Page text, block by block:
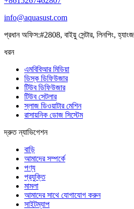
info@aquasust.com
প্রধান অফিস:#2808, বাইয়ু সেন্টার, লিনপিং,
ধরন
এমবিবিআর মিডিয়া
ডিস্ক ডিফিউজার
টিউব ডিফিউজার
টিউব সেটলার
স্লাজ ডিওয়াটার মেশিন
রাসায়নিক ডোজ সিস্টেম
দ্রুত ন্যাভিগেশন
বাড়ি
আমাদের সম্পর্কে
পণ্য
প্রযুক্তি
মামলা
আমাদের সাথে যোগাযোগ করুন
সাইটম্যাপ